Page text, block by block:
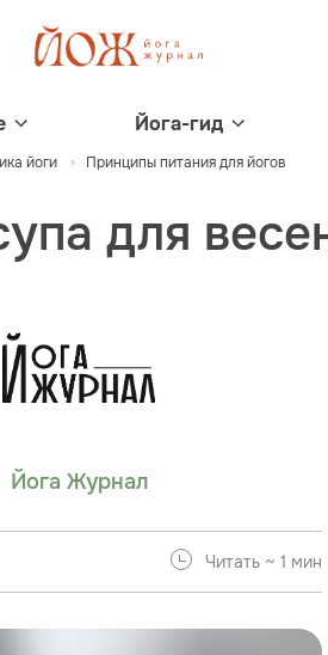
Йога-гид
йоги Принципы питания для йогов
для
Йога Журнал
Читать ~ 1 мин